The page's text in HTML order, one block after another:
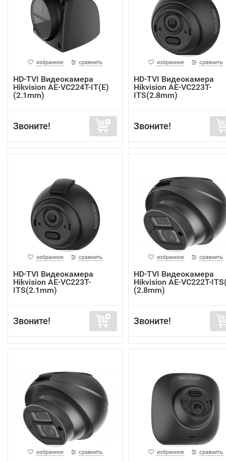
избранное сравнить
HD-TVI Видеокамера
Hikvision AE-VC224T-IT(E)
(2.1mm)
Звоните!
избранное сравнить
HD-TVI Видеокамера
Hikvision AE-VC223T-
ITS(2.8mm)
Звоните!
избранное сравнить
HD-TVI Видеокамера
Hikvision AE-VC223T-
ITS(2.1mm)
Звоните!
избранное сравнить
HD-TVI Видеокамера
Hikvision AE-VC222T-
(2.8mm)
Звоните!
избранное сравнить избранное сравнить